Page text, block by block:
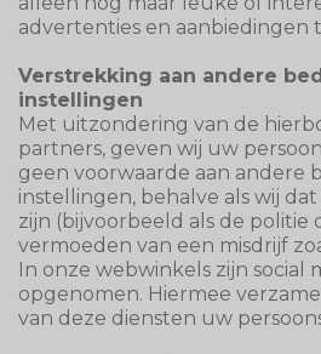
advertenties en aanbiedingen
Verstrekking aan andere
instellingen
Met uitzondering van de
partners, geven wij uw
geen voorwaarde aan andere
instellingen, behalve als wij
zijn (bijvoorbeeld als de politie
vermoeden van een misdrijf
In onze webwinkels zijn social
opgenomen. Hiermee
van deze diensten uw